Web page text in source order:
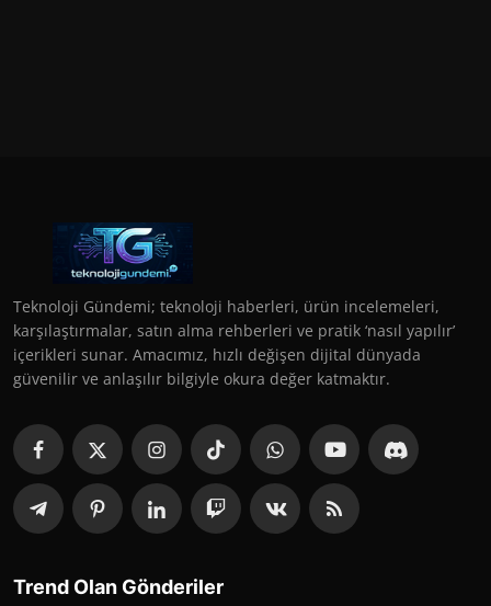
Teknoloji Gündemi; teknoloji haberleri, ürün incelemeleri,
karşılaştırmalar, satın alma rehberleri ve pratik ‘nasıl yapılır’
içerikleri sunar. Amacımız, hızlı değişen dijital dünyada
güvenilir ve anlaşılır bilgiyle okura değer katmaktır.
Trend Olan Gönderiler